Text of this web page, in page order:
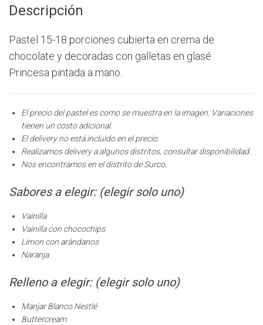
Descripción
Pastel 15-18 porciones cubierta en crema de
chocolate y decoradas con galletas en glasé.
Princesa pintada a mano.
El precio del pastel es como se muestra en la imagen. Variaciones
tienen un costo adicional.
El delivery no está incluido en el precio.
Realizamos delivery a algunos distritos, consultar disponibilidad.
Nos encontramos en el distrito de Surco.
Sabores a elegir: (elegir solo uno)
Vainilla
Vainilla con chocochips
Limon con arándanos
Naranja
Relleno a elegir: (elegir solo uno)
Manjar Blanco Nestlé
Buttercream